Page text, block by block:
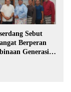
Sebut
Berperan
Generasi